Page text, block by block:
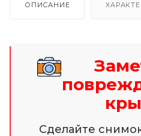
ОПИСАНИЕ
Сделайте